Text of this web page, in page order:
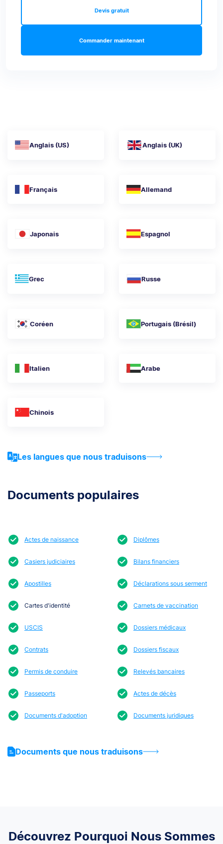
Commander maintenant
Devis gratuit
Anglais (US) Anglais (UK)
Français Allemand
Japonais Espagnol
Grec Russe
Coréen Portugais (Brésil)
Italien Arabe
Chinois
Les langues que nous traduisons
Documents populaires
Actes de naissance Diplômes
Casiers judiciaires Bilans financiers
Apostilles Déclarations sous serment
Cartes d'identité Carnets de vaccination
USCIS Dossiers médicaux
Contrats Dossiers fiscaux
Permis de conduire Relevés bancaires
Passeports Actes de décès
Documents d'adoption Documents juridiques
Documents que nous traduisons
Découvrez Pourquoi Nous Sommes